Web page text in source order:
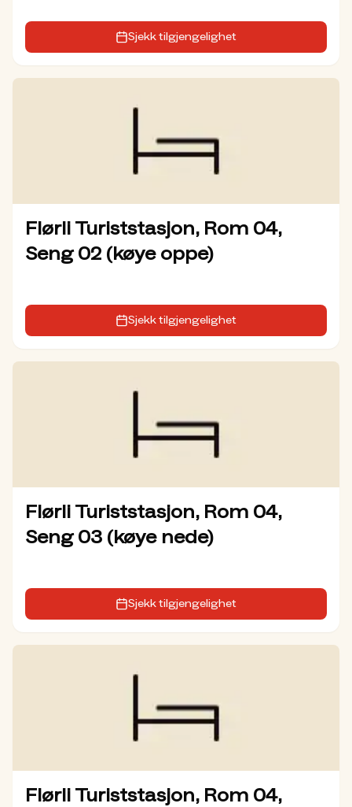
Sjekk tilgjengelighet
Flørli Turiststasjon, Rom 04,
Seng 02 (køye oppe)
Sjekk tilgjengelighet
Flørli Turiststasjon, Rom 04,
Seng 03 (køye nede)
Sjekk tilgjengelighet
Flørli Turiststasjon, Rom 04,